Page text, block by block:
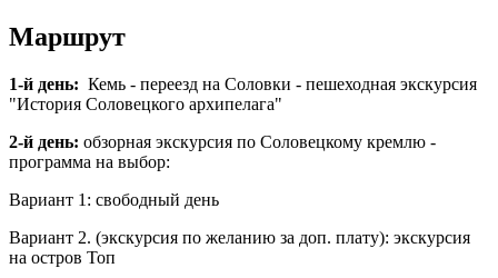
Маршрут
1-й день: Кемь - переезд на Соловки - пешеходная экскурсия
"История Соловецкого архипелага"
2-й день: обзорная экскурсия по Соловецкому кремлю -
программа на выбор:
Вариант 1: свободный день
Вариант 2. (экскурсия по желанию за доп. плату): экскурсия
на остров Топ